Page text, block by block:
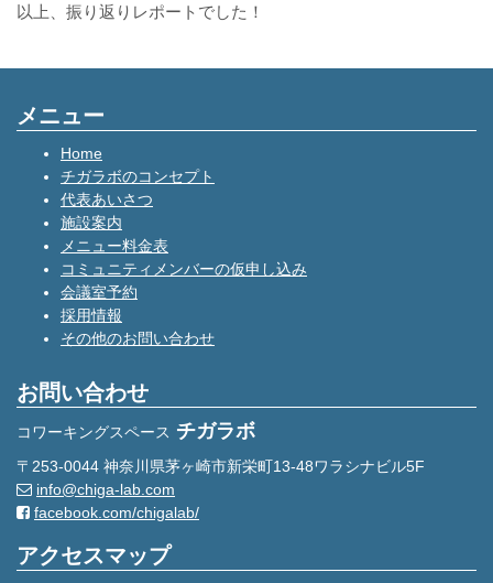
以上、振り返りレポートでした！
メニュー
Home
チガラボのコンセプト
代表あいさつ
施設案内
メニュー料金表
コミュニティメンバーの仮申し込み
会議室予約
採用情報
その他のお問い合わせ
お問い合わせ
コワーキングスペース チガラボ
〒253-0044 神奈川県茅ヶ崎市新栄町13-48ワラシナビル5F
info@chiga-lab.com
facebook.com/chigalab/
アクセスマップ